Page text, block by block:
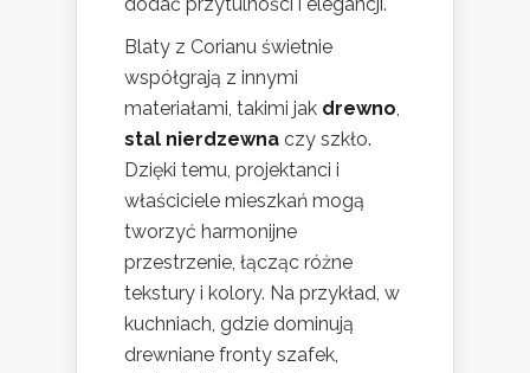
Blaty z Corianu świetnie
współgrają z innymi
materiałami, takimi jak drewno,
stal nierdzewna czy szkło.
Dzięki temu, projektanci i
właściciele mieszkań mogą
tworzyć harmonijne
przestrzenie, łącząc różne
tekstury i kolory. Na przykład, w
kuchniach, gdzie dominują
drewniane fronty szafek,